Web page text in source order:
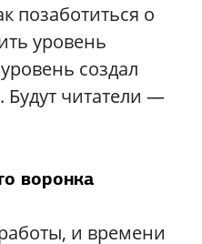
позаботиться о
уровень
создал
Будут читатели —
воронка
и времени